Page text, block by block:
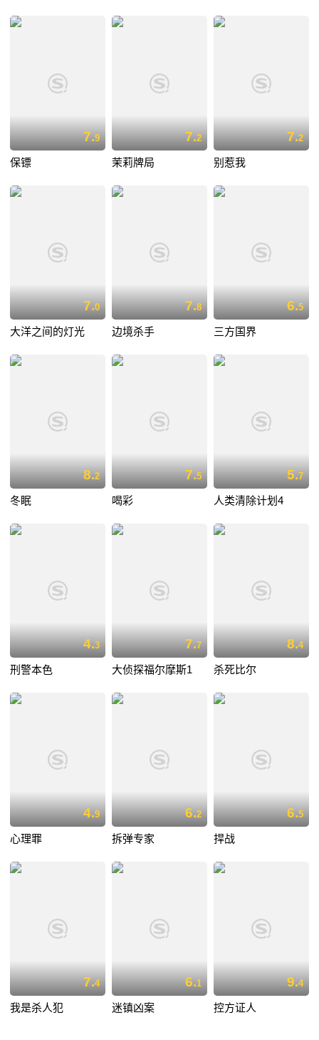
7.9
保镖
7.2
茉莉牌局
7.2
别惹我
7.0
大洋之间的灯光
7.8
边境杀手
6.5
三方国界
8.2
冬眠
7.5
喝彩
5.7
人类清除计划4
4.3
刑警本色
7.7
大侦探福尔摩斯1
8.4
杀死比尔
4.9
心理罪
6.2
拆弹专家
6.5
捍战
7.4
我是杀人犯
6.1
迷镇凶案
9.4
控方证人